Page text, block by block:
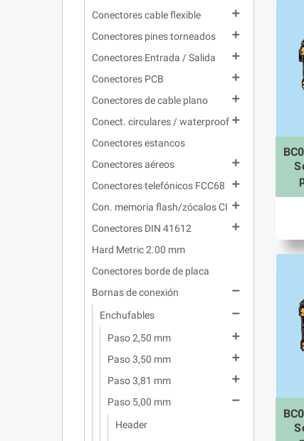
Conectores cable flexible

Conectores pines torneados

Conectores Entrada / Salida

Conectores PCB

Conectores de cable plano

Conect. circulares / waterproof 
Conectores estancos
Conectores aéreos

Conectores telefónicos FCC68

Con. memoria flash/zócalos CI 
Conectores DIN 41612

Hard Metric 2.00 mm
Conectores borde de placa
Bornas de conexión

Enchufables 
Paso 2,50 mm

Paso 3,50 mm

Paso 3,81 mm

Paso 5,00 mm

Header